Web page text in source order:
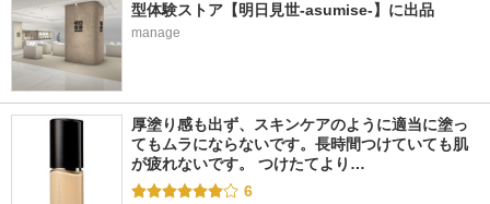
型体験ストア【明日見世-asumise-】に出品
manage
厚塗り感も出ず、スキンケアのように適当に塗っ
てもムラにならないです。長時間つけていても肌
が疲れないです。 つけたてより…
6